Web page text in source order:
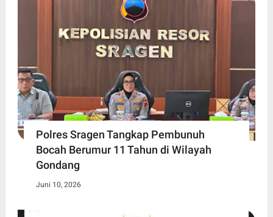
Polres Sragen Tangkap Pembunuh
Bocah Berumur 11 Tahun di Wilayah
Gondang
Juni 10, 2026